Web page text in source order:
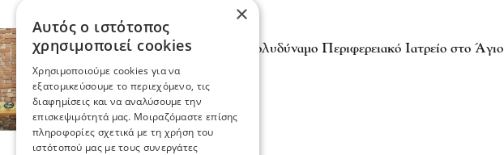
Πολιτική
Αθηνά Αηδονά -Νέο Πολυδύναμο Περιφερειακό Ιατρείο στο Άγιο
Όρος
29 Ιου 2026, 18:19
×
Αυτός ο ιστότοπος
χρησιμοποιεί cookies
Χρησιμοποιούμε cookies για να
εξατομικεύσουμε το περιεχόμενο, τις
διαφημίσεις και να αναλύσουμε την
επισκεψιμότητά μας. Μοιραζόμαστε επίσης
πληροφορίες σχετικά με τη χρήση του
ιστότοπού μας με τους συνεργάτες